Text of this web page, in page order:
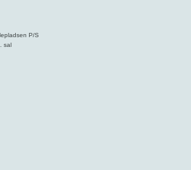
P/S
sal